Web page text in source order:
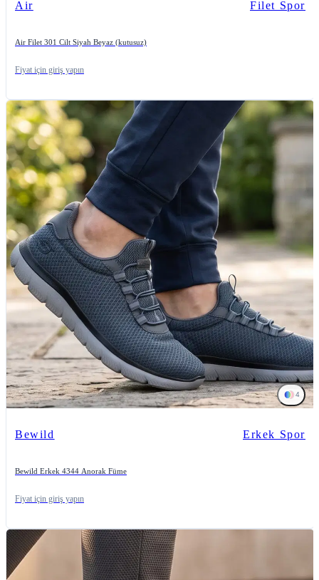
Air Filet Spor
Air Filet 301 Cilt Siyah Beyaz (kutusuz)
Fiyat için giriş yapın
4
Bewild Erkek Spor
Bewild Erkek 4344 Anorak Füme
Fiyat için giriş yapın